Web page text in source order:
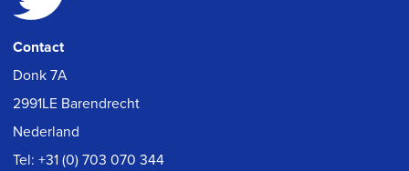
Contact
Donk 7A
2991LE Barendrecht
Nederland
Tel:+31 (0) 703 070 344